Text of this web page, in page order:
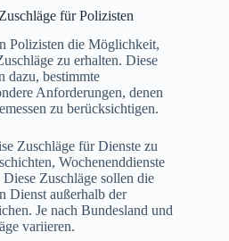
für Polizisten
Polizisten die Möglichkeit,
zu erhalten. Diese
dazu, bestimmte
Anforderungen, denen
zu berücksichtigen.
Zuschläge für Dienste zu
Wochenenddienste
Zuschläge sollen die
Dienst außerhalb der
Je nach Bundesland und
variieren.